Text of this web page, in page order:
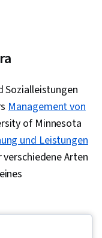
Sozialleistungen
Management von
of Minnesota
und Leistungen
Arten